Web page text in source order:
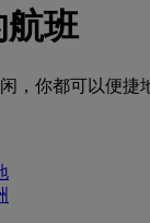
班
，你都可以便捷